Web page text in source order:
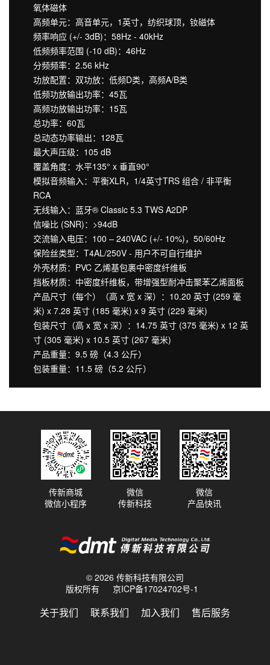
氧体磁体
高频单元：高音单元，1英寸，纺织球顶，钕磁体
频率响应 (+/- 3dB)：58Hz - 40kHz
低频频率范围 (-10 dB)：46Hz
分频频率：2.56 kHz
功放配置：双功放：低频D类，高频A/B类
低频功放输出功率：45瓦
高频功放输出功率：15瓦
总功率：60瓦
总动态功率输出：128瓦
最大声压级：105 dB
覆盖角度：水平135° x 垂直90°
模拟音频输入：平衡XLR，1/4英寸TRS 组合 / 非平衡
RCA
无线输入：蓝牙® Classic 5.3 TWS A2DP
信噪比 (SNR)：>94dB
交流输入电压：100 – 240VAC (+/- 10%)，50/60Hz
保险丝类型：T4AL/250V - 用户不可自行维护
外壳材质：PVC 乙烯基包裹中密度纤维板
挡板材质：中密度纤维板，带增强型耐冲击聚苯乙烯面板
产品尺寸（每个）（高 x 宽 x 深）：10.20 英寸 (259 毫
米) x 7.28 英寸 (185 毫米) x 9 英寸 (229 毫米)
包装尺寸（高 x 宽 x 深）：14.75 英寸 (375 毫米) x 12 英
寸 (305 毫米) x 10.5 英寸 (267 毫米)
产品重量：9.5 磅（4.3 公斤）
包装重量：11.5 磅（5.2 公斤）
© 2026 传新科技有限公司
版权所有
京ICP备17024702号-1
关于我们 联系我们 加入我们 售后服务
传新商城
微信小程序
微信
传新科技
微信
产品快讯